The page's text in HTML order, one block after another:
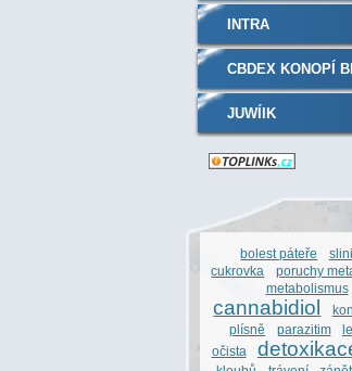
PLAZMOVÝM
GENERÁTOREM
INTRA
CBDEX KONOPÍ
RECEPTU A THC
JUWÍIK
bolest páteře
cukrovka
poruchy
metabolismus
cannabidiol
plísně
parazitim
očista